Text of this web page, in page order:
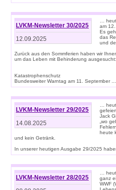
LVKM-Newsletter 30/2025
12.09.2025
…
am
Es
das
und
Zurück aus den Sommferien haben wir
um das Leben mit Behinderung ausgesucht:
Katastrophenschutz
Bundesweiter Warntag am 11. September
LVKM-Newsletter 29/2025
14.08.2025
…
Jack
„wo
heute
und kein Getränk.
In unserer heutigen Ausgabe 29/2025
LVKM-Newsletter 28/2025
…
ganz
WWF